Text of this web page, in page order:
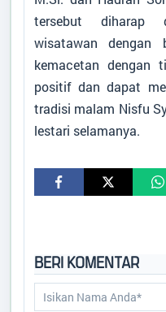
tersebut diharap
wisatawan dengan
kemacetan dengan
positif dan dapat
tradisi malam Nisfu
lestari selamanya.
BERI KOMENTAR